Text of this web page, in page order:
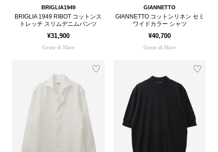
BRIGLIA1949
BRIGLIA 1949 RIBOT コットンス
トレッチ スリムデニムパンツ
¥31,900
Gente di Mare
GIANNETTO
GIANNETTO コットンリネン セミ
ワイドカラー シャツ
¥40,700
Gente di Mare